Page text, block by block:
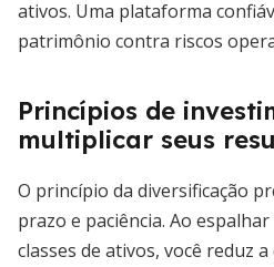
ativos. Uma plataforma
patrimônio contra riscos
Princípios de
multiplicar seus
O princípio da diversificação
prazo e paciência. Ao
classes de ativos, você reduz